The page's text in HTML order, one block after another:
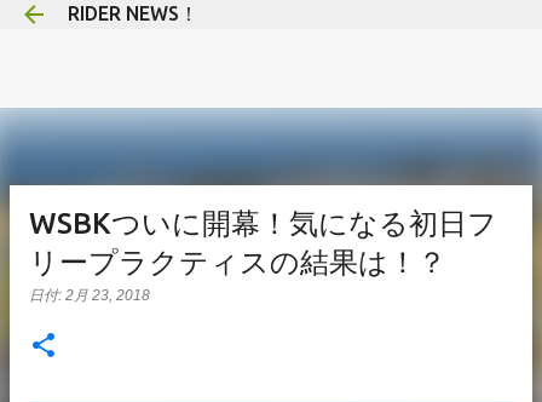
RIDER NEWS！
WSBKついに開幕！気になる初日フ
リープラクティスの結果は！？
日付: 2月 23, 2018